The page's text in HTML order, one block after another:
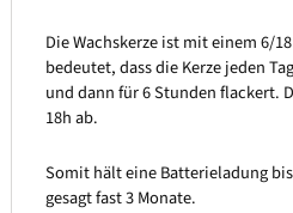
Die Wachskerze ist mit einem 6/
bedeutet, dass die Kerze jeden
und dann für 6 Stunden flackert.
18h ab.
Somit hält eine Batterieladung
gesagt fast 3 Monate.